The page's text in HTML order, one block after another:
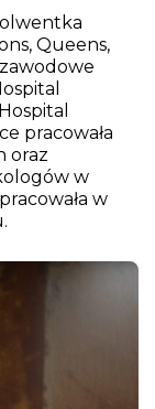
Queens,
pracowała
oraz
w
w